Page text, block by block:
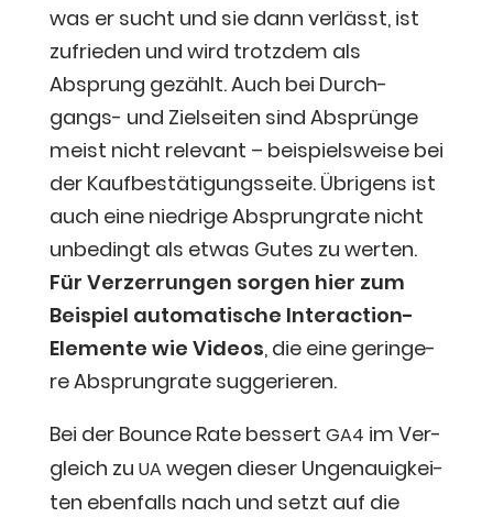
was er sucht und sie dann ver­lässt, ist
zufrie­den und wird trotz­dem als
Absprung gezählt. Auch bei Durch­
gangs- und Ziel­sei­ten sind Absprün­ge
meist nicht rele­vant – bei­spiels­wei­se bei
der Kauf­be­stä­ti­gungs­sei­te. Übri­gens ist
auch eine nied­ri­ge Absprungra­te nicht
unbe­dingt als etwas Gutes zu wer­ten.
Für Ver­zer­run­gen sor­gen hier zum
Bei­spiel auto­ma­ti­sche Inter­ac­tion-
Ele­men­te wie Vide­os, die eine gerin­ge­
re Absprungra­te suggerieren.
Bei der Boun­ce Rate bes­sert GA4 im Ver­
gleich zu UAwegen die­ser Unge­nau­ig­kei­
ten eben­falls nach und setzt auf die